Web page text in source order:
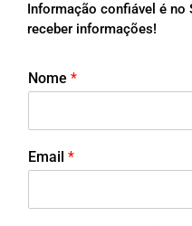
Informação confiável é no
receber informações!
Nome *
Email *